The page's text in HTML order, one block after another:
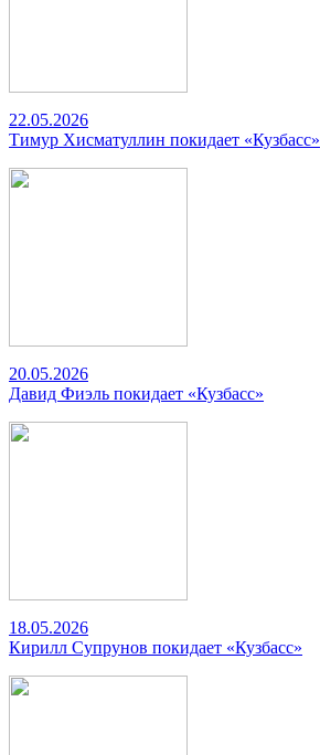
22.05.2026
Тимур Хисматуллин покидает «Кузбасс»
20.05.2026
Давид Фиэль покидает «Кузбасс»
18.05.2026
Кирилл Супрунов покидает «Кузбасс»